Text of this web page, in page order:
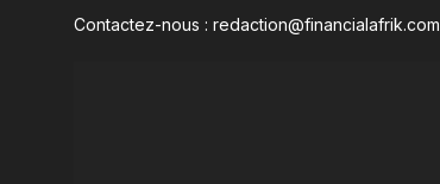
Contactez-nous : redaction@financialafrik.com